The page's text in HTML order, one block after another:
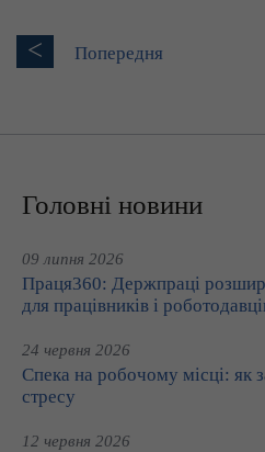
< Попередня
Головні новини
09 липня 2026
Праця360: Держпраці
для працівників і
24 червня 2026
Спека на робочому місці: як
стресу
12 червня 2026